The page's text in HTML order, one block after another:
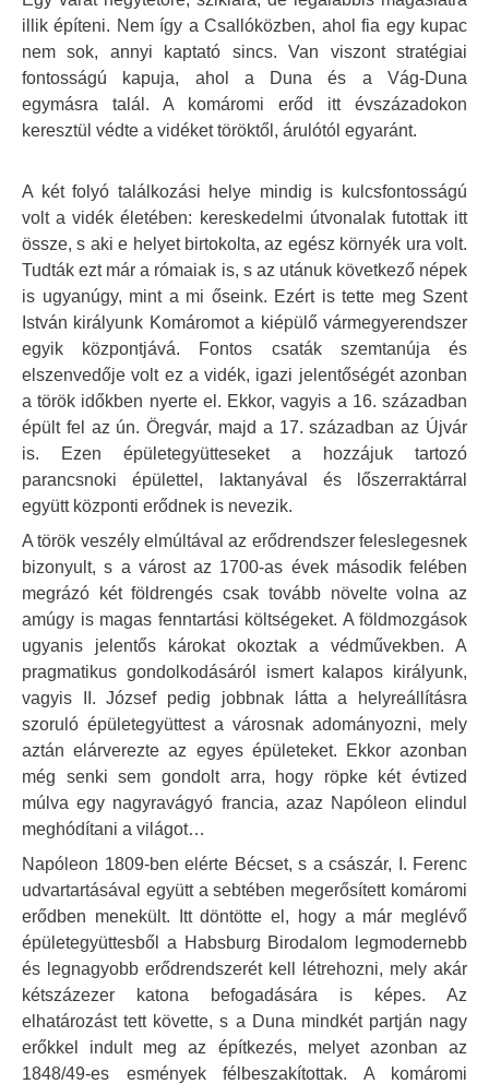
illik építeni. Nem így a Csallóközben, ahol fia egy kupac
nem sok, annyi kaptató sincs. Van viszont stratégiai
fontosságú kapuja, ahol a Duna és a Vág-Duna
egymásra talál. A komáromi erőd itt évszázadokon
keresztül védte a vidéket töröktől, árulótól egyaránt.
A két folyó találkozási helye mindig is kulcsfontosságú
volt a vidék életében: kereskedelmi útvonalak futottak itt
össze, s aki e helyet birtokolta, az egész környék ura volt.
Tudták ezt már a rómaiak is, s az utánuk következő népek
is ugyanúgy, mint a mi őseink. Ezért is tette meg Szent
István királyunk Komáromot a kiépülő vármegyerendszer
egyik központjává. Fontos csaták szemtanúja és
elszenvedője volt ez a vidék, igazi jelentőségét azonban
a török időkben nyerte el. Ekkor, vagyis a 16. században
épült fel az ún. Öregvár, majd a 17. században az Újvár
is. Ezen épületegyütteseket a hozzájuk tartozó
parancsnoki épülettel, laktanyával és lőszerraktárral
együtt központi erődnek is nevezik.
A török veszély elmúltával az erődrendszer feleslegesnek
bizonyult, s a várost az 1700-as évek második felében
megrázó két földrengés csak tovább növelte volna az
amúgy is magas fenntartási költségeket. A földmozgások
ugyanis jelentős károkat okoztak a védművekben. A
pragmatikus gondolkodásáról ismert kalapos királyunk,
vagyis II. József pedig jobbnak látta a helyreállításra
szoruló épületegyüttest a városnak adományozni, mely
aztán elárverezte az egyes épületeket. Ekkor azonban
még senki sem gondolt arra, hogy röpke két évtized
múlva egy nagyravágyó francia, azaz Napóleon elindul
meghódítani a világot…
Napóleon 1809-ben elérte Bécset, s a császár, I. Ferenc
udvartartásával együtt a sebtében megerősített komáromi
erődben menekült. Itt döntötte el, hogy a már meglévő
épületegyüttesből a Habsburg Birodalom legmodernebb
és legnagyobb erődrendszerét kell létrehozni, mely akár
kétszázezer katona befogadására is képes. Az
elhatározást tett követte, s a Duna mindkét partján nagy
erőkkel indult meg az építkezés, melyet azonban az
1848/49-es esmények félbeszakítottak. A komáromi